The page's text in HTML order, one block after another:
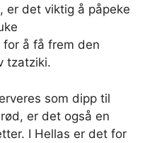
er det viktig å påpeke
å få frem den
tzatziki.
som dipp til
er det også en
I Hellas er det for